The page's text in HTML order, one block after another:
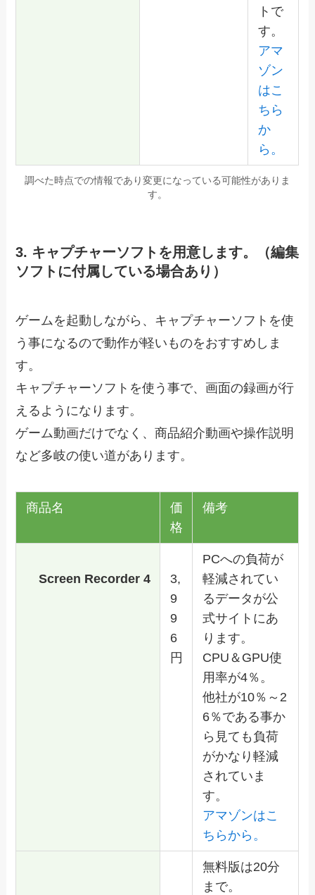
トで
す。
アマ
ゾン
はこ
ちら
か
ら。
調べた時点での情報であり変更になっている可能性がありま
す。
3. キャプチャーソフトを用意します。（編集
ソフトに付属している場合あり）
ゲームを起動しながら、キャプチャーソフトを使
う事になるので動作が軽いものをおすすめしま
す。
キャプチャーソフトを使う事で、画面の録画が行
えるようになります。
ゲーム動画だけでなく、商品紹介動画や操作説明
など多岐の使い道があります。
商品名
価
格
備考
Screen Recorder 4
3,
9
9
6
円
PCへの負荷が
軽減されてい
るデータが公
式サイトにあ
ります。
CPU＆GPU使
用率が4％。
他社が10％～2
6％である事か
ら見ても負荷
がかなり軽減
されていま
す。
アマゾンはこ
ちらから。
無料版は20分
まで。